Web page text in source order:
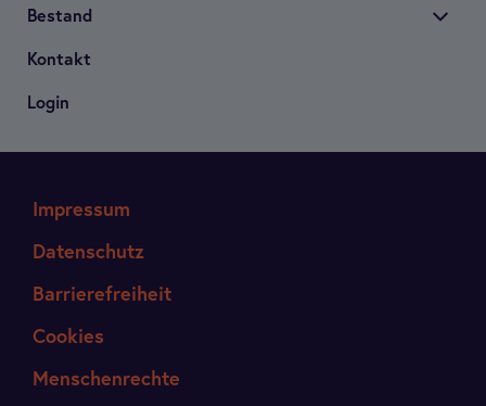
Bestand
Kon­takt
Login
Impressum
Datenschutz
Barrierefreiheit
Cookies
Menschenrechte